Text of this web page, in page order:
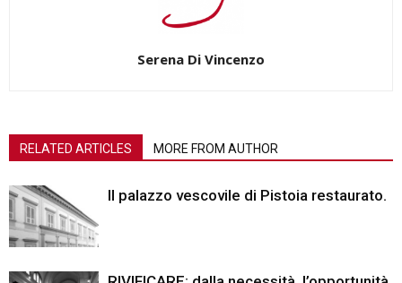
Serena Di Vincenzo
RELATED ARTICLES MORE FROM AUTHOR
Il palazzo vescovile di Pistoia restaurato.